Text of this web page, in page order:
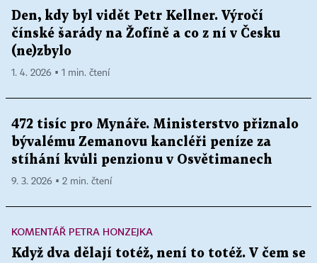
Den, kdy byl vidět Petr Kellner. Výročí
čínské šarády na Žofíně a co z ní v Česku
(ne)zbylo
1. 4. 2026 ▪ 1 min. čtení
472 tisíc pro Mynáře. Ministerstvo přiznalo
bývalému Zemanovu kancléři peníze za
stíhání kvůli penzionu v Osvětimanech
9. 3. 2026 ▪ 2 min. čtení
KOMENTÁŘ PETRA HONZEJKA
Když dva dělají totéž, není to totéž. V čem se